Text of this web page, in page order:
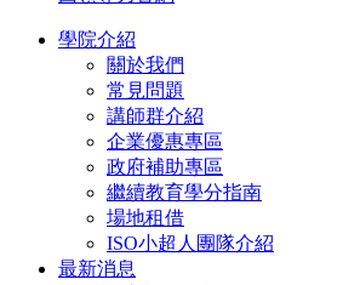
學院介紹
關於我們
常見問題
講師群介紹
企業優惠專區
政府補助專區
繼續教育學分指南
場地租借
ISO小超人團隊介紹
最新消息